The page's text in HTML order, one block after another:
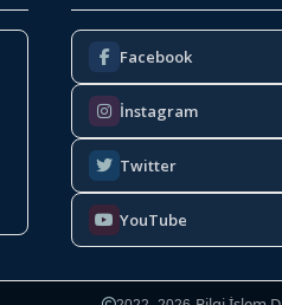
Facebook
İnstagram
Twitter
YouTube